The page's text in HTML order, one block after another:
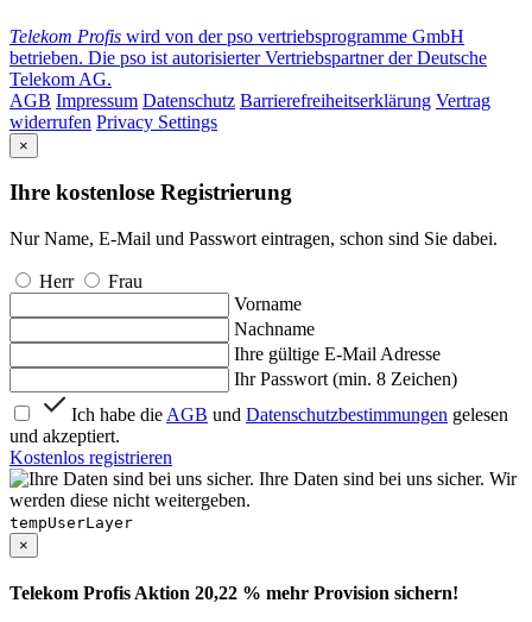
Telekom Profis wird von der pso vertriebsprogramme GmbH
betrieben. Die pso ist autorisierter Vertriebspartner der Deutsche
Telekom AG.
AGB Impressum Datenschutz Barrierefreiheitserklärung Vertrag
widerrufen Privacy Settings
×
Ihre kostenlose Registrierung
Nur Name, E-Mail und Passwort eintragen, schon sind Sie dabei.
Herr
Frau
Vorname
Nachname
Ihre gültige E-Mail Adresse
Ihr Passwort (min. 8 Zeichen)
Ich habe die AGB und Datenschutzbestimmungen gelesen
und akzeptiert.
Kostenlos registrieren
Ihre Daten sind bei uns sicher. Wir
werden diese nicht weitergeben.
tempUserLayer
×
Telekom Profis Aktion 20,22 % mehr Provision sichern!